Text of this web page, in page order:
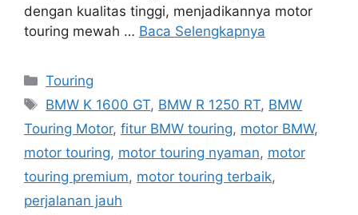
dengan kualitas tinggi, menjadikannya motor
touring mewah … Baca Selengkapnya
Kategori
Touring
Tag
BMW K 1600 GT, BMW R 1250 RT, BMW
Touring Motor, fitur BMW touring, motor BMW,
motor touring, motor touring nyaman, motor
touring premium, motor touring terbaik,
perjalanan jauh